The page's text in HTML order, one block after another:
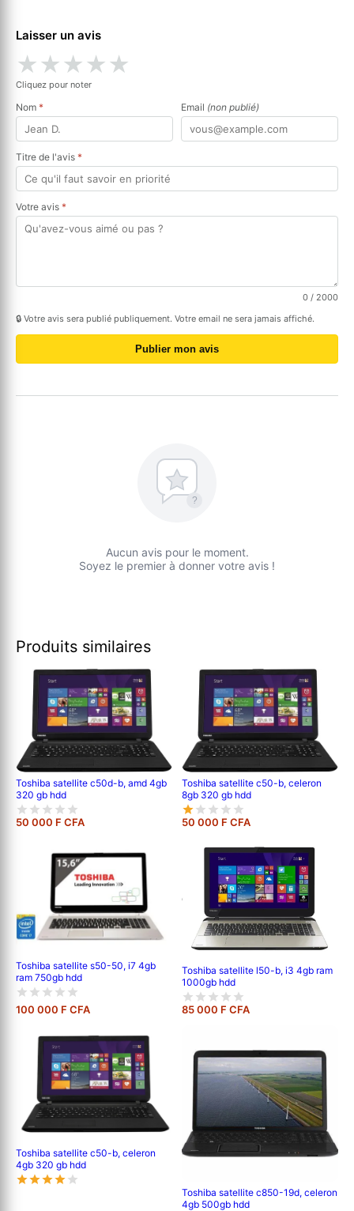
Laisser un avis
★★★★★
Cliquez pour noter
Nom * Email (non publié)
Titre de l'avis *
Votre avis *
0 / 2000
🔒 Votre avis sera publié publiquement. Votre email ne sera jamais affiché.
Publier mon avis
?
Aucun avis pour le moment.
Soyez le premier à donner votre avis !
Produits similaires
Toshiba satellite c50d-b, amd 4gb
320 gb hdd
50 000 F CFA
Toshiba satellite c50-b, celeron
8gb 320 gb hdd
50 000 F CFA
Toshiba satellite s50-50, i7 4gb
ram 750gb hdd
100 000 F CFA
Toshiba satellite l50-b, i3 4gb ram
1000gb hdd
85 000 F CFA
Toshiba satellite c50-b, celeron
4gb 320 gb hdd
Toshiba satellite c850-19d, celeron
4gb 500gb hdd